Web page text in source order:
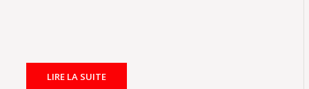
LIRE LA SUITE